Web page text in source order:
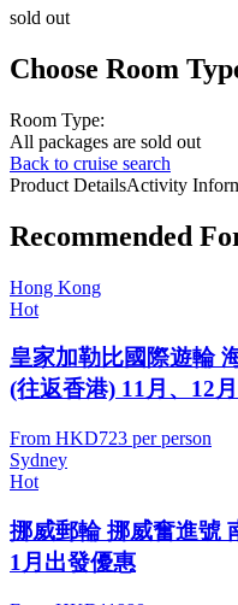
sold out
Choose Room
Room Type:
All packages are sold out
Back to cruise search
Product DetailsActivity
Recommended
Hong Kong
Hot
皇家加勒比國際遊輪
(往返香港) 11月、12
From HKD723 per person
Sydney
Hot
挪威郵輪 挪威奮進號
1月出發優惠